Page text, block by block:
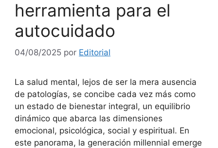
herramienta para el
autocuidado
04/08/2025 por Editorial
La salud mental, lejos de ser la mera ausencia
de patologías, se concibe cada vez más como
un estado de bienestar integral, un equilibrio
dinámico que abarca las dimensiones
emocional, psicológica, social y espiritual. En
este panorama, la generación millennial emerge